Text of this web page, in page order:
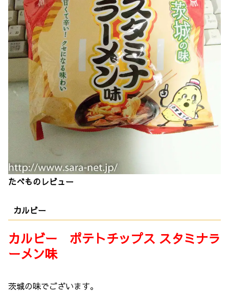
たべものレビュー
カルビー
カルビー ポテトチップス スタミナラ
ーメン味
茨城の味でございます。